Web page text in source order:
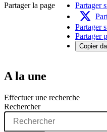
Partager la page
Partager
Partager
Partager
Copier
A la une
Effectuer une recherche
Rechercher